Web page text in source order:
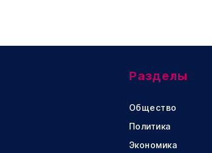
Разделы
Общество
Политика
Экономика